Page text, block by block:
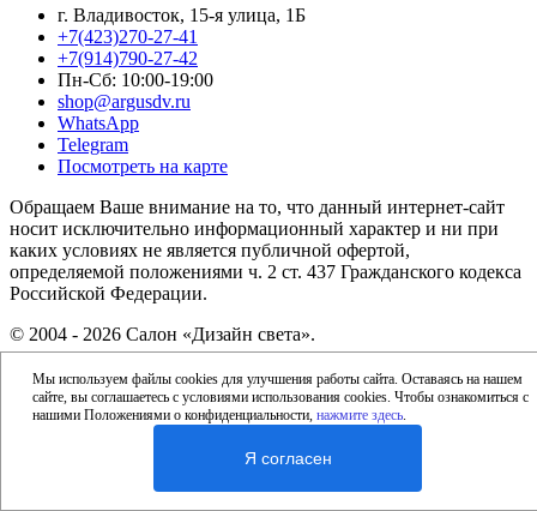
г. Владивосток, 15-я улица, 1Б
+7(423)270-27-41
+7(914)790-27-42
Пн-Сб: 10:00-19:00
shop@argusdv.ru
WhatsApp
Telegram
Посмотреть на карте
Обращаем Ваше внимание на то, что данный интернет-сайт
носит исключительно информационный характер и ни при
каких условиях не является публичной офертой,
определяемой положениями ч. 2 ст. 437 Гражданского кодекса
Российской Федерации.
Мы используем файлы cookies для улучшения работы сайта. Оставаясь на нашем
сайте, вы соглашаетесь с условиями использования cookies. Чтобы ознакомиться с
нашими Положениями о конфиденциальности,нажмите здесь.
Я согласен
© 2004 - 2026 Салон «Дизайн света».
Меню
Найти